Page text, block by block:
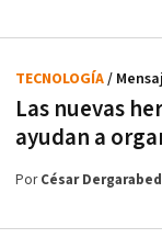
Las nuevas
ayudan a
TECNOLOGÍA/
PorCésar